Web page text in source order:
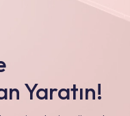
Yaratın!